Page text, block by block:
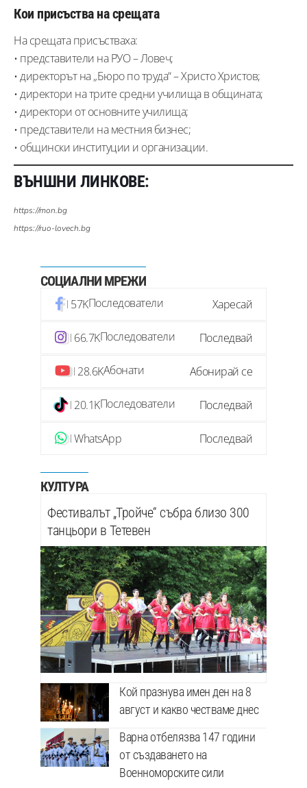
Кои присъства на срещата
На срещата присъстваха:
• представители на РУО – Ловеч;
• директорът на „Бюро по труда“ – Христо Христов;
• директори на трите средни училища в общината;
• директори от основните училища;
• представители на местния бизнес;
• общински институции и организации.
ВЪНШНИ ЛИНКОВЕ:
https://mon.bg
https://ruo-lovech.bg
СОЦИАЛНИ МРЕЖИ
57KПоследователи Харесай
66.7KПоследователи Последвай
28.6KАбонати Абонирай се
20.1KПоследователи Последвай
WhatsApp Последвай
КУЛТУРА
Фестивалът „Тройче“ събра близо 300
танцьори в Тетевен
Кой празнува имен ден на 8
август и какво честваме днес
Варна отбелязва 147 години
от създаването на
Военноморските сили